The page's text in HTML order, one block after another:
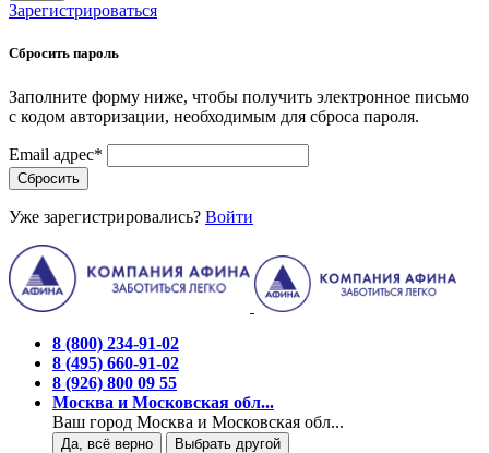
Зарегистрироваться
Сбросить пароль
Заполните форму ниже, чтобы получить электронное письмо
с кодом авторизации, необходимым для сброса пароля.
Email адрес*
Сбросить
Уже зарегистрировались? Войти
8 (800) 234-91-02
8 (495) 660-91-02
8 (926) 800 09 55
Москва и Московская обл...
Ваш город Москва и Московская обл...
Да, всё верно Выбрать другой